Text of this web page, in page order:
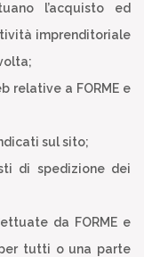
l’acquisto ed
imprenditoriale
relative a FORME e
sul sito;
di spedizione dei
da FORME e
tutti o una parte